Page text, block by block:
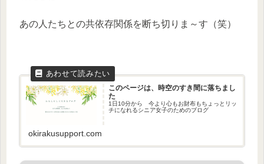
あの人たちとの共依存関係を断ち切りま～す（笑）
このページは、時空のすき間に落ちまし
た
1日10分から 今より心もお財布もちょっとリッ
チになれるシニア女子のためのブログ
okirakusupport.com